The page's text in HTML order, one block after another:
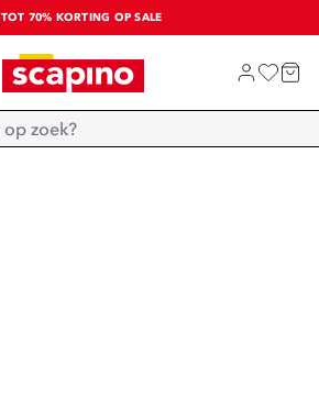
TOT 70% KORTING OP SALE
SALE: LAATSTE KANS!
SHOP NIEUW
Home